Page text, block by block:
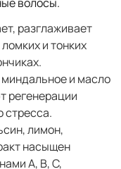
разгла­живает
и тонких
и масло
регенерации
стресса.
лимон,
насыщен
A, B, C,